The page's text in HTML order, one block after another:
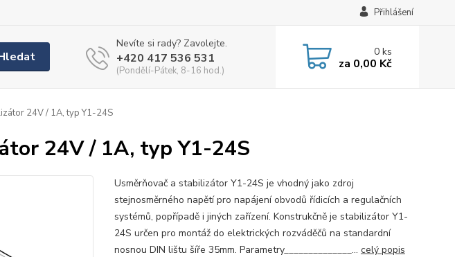
Přihlášení
Nevíte si rady? Zavolejte.
+420 417 536 531
(Pondělí-Pátek, 8-16 hod.)
0ks
za 0,00 Kč
24V / 1A, typ Y1-24S
24V / 1A, typ Y1-24S
Usměrňovač a stabilizátor Y1-24S je vhodný jako zdroj
stejnosměrného napětí pro napájení obvodů řídicích a regulačních
systémů, popřípadě i jiných zařízení. Konstrukčně je stabilizátor Y1-
24S určen pro montáž do elektrických rozváděčů na standardní
nosnou DIN lištu šíře 35mm. Parametry______________... celý popis